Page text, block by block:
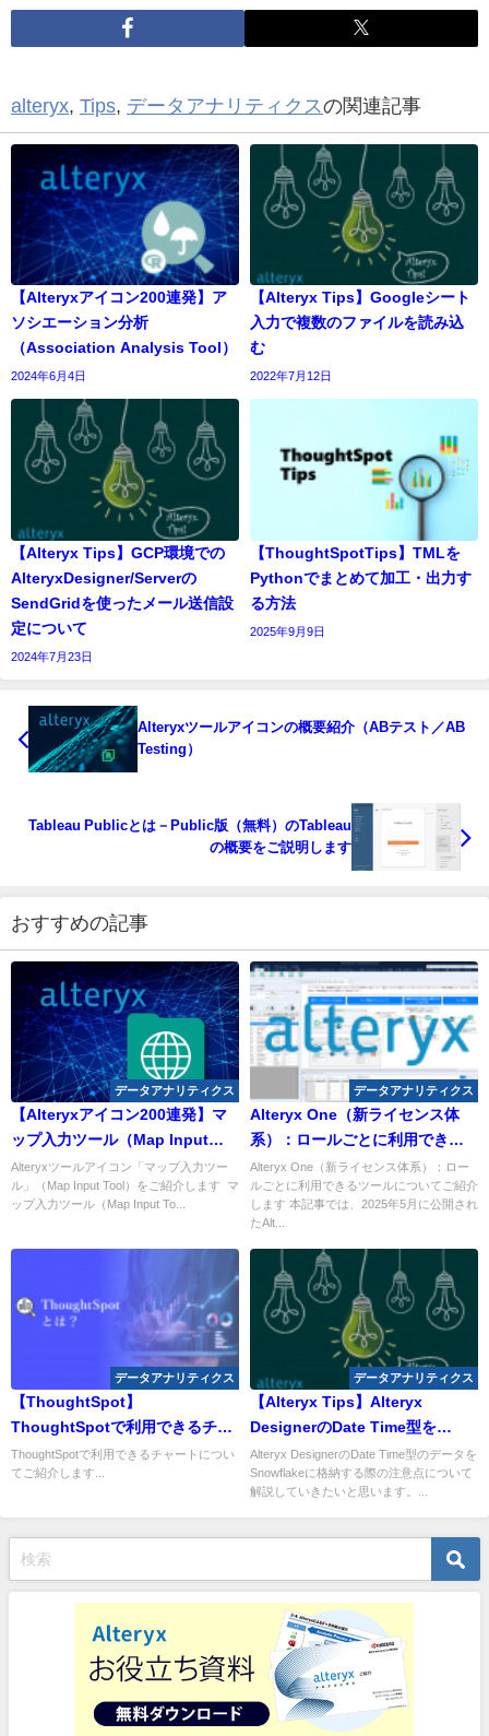
alteryx, Tips, データアナリティクスの関連記事
【Alteryxアイコン200連発】ア
ソシエーション分析
（Association Analysis Tool）
2024年6月4日
【Alteryx Tips】Googleシート
入力で複数のファイルを読み込
む
2022年7月12日
【Alteryx Tips】GCP環境での
AlteryxDesigner/Serverの
SendGridを使ったメール送信設
定について
2024年7月23日
【ThoughtSpotTips】TMLを
Pythonでまとめて加工・出力す
る方法
2025年9月9日
Alteryxツールアイコンの概要紹介（ABテスト／AB
Testing）
Tableau Publicとは－Public版（無料）のTableau
の概要をご説明します
おすすめの記事
データアナリティクス
【Alteryxアイコン200連発】マ
ップ入力ツール（Map Input
Tool）
Alteryxツールアイコン「マップ入力ツー
ル」（Map Input Tool）をご紹介します マ
ップ入力ツール（Map Input To...
データアナリティクス
Alteryx One（新ライセンス体
系）：ロールごとに利用できる
ツールについて
Alteryx One（新ライセンス体系）：ロー
ルごとに利用できるツールについてご紹介
します 本記事では、2025年5月に公開され
たAlt...
データアナリティクス
【ThoughtSpot】
ThoughtSpotで利用できるチャ
ートについて
ThoughtSpotで利用できるチャートについ
てご紹介します...
データアナリティクス
【Alteryx Tips】Alteryx
DesignerのDate Time型を
Snowflakeに格納する際の注意
点
Alteryx DesignerのDate Time型のデータを
Snowflakeに格納する際の注意点について
解説していきたいと思います。...